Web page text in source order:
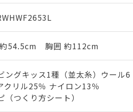
54.5cm 胸囲 約112cm
ングキッス1種（並太糸）ウール6
クリル25％ ナイロン13％
（つくり方シート）